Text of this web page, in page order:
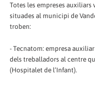
Totes les empreses auxiliars
situades al municipi de
troben:
- Tecnatom: empresa
dels treballadors al centre
(Hospitalet de l’Infant).